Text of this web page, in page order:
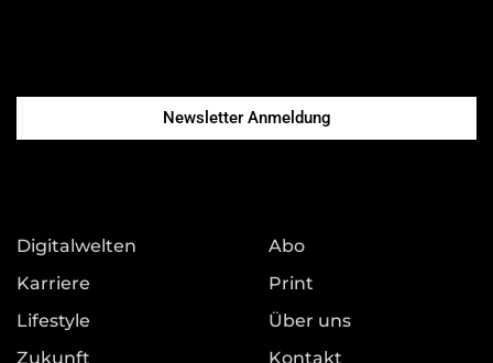
Newsletter Anmeldung
Digitalwelten
Karriere
Lifestyle
Zukunft
Abo
Print
Über uns
Kontakt